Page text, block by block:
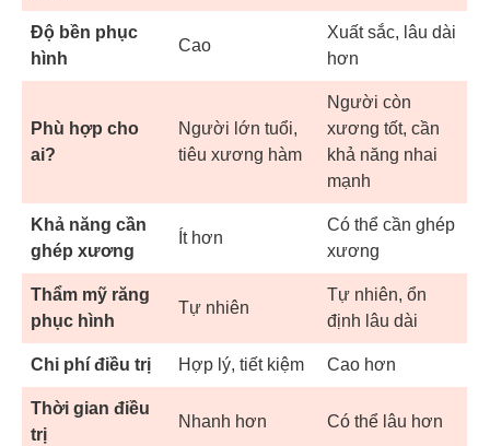
Độ bền phục
hình
Cao
Xuất sắc, lâu dài
hơn
Phù hợp cho
ai?
Người lớn tuổi,
tiêu xương hàm
Người còn
xương tốt, cần
khả năng nhai
mạnh
Khả năng cần
ghép xương
Ít hơn
Có thể cần ghép
xương
Thẩm mỹ răng
phục hình
Tự nhiên
Tự nhiên, ổn
định lâu dài
Chi phí điều trị Hợp lý, tiết kiệm Cao hơn
Thời gian điều
trị
Nhanh hơn Có thể lâu hơn